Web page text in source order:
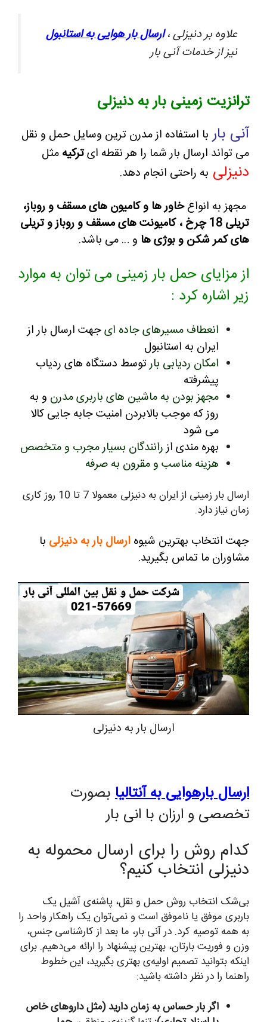
علاوه بر دنیزلی ،ارسال بار هوایی به استانبول
نیز از خدمات آنی بار
ترانزیت زمینی بار به دنیزلی
آنی بار با استفاده از مدرن ترین وسایل حمل و نقل
می تواند ارسال بار شما را هر نقطه ایترکیه مثل
دنیزلی به راحتی انجام دهد.
مجهز به انواعخاور ها و کامیون های مسقف و روباز،
تریلی 18 چرخ ، کامیونت های مسقف و روباز و تریلی
های کمر شکن و بوژی ها و … می باشد.
از مزایای حمل بار زمینی می توان به موارد
زیر اشاره کرد :
انعطاف مسیرهای جاده ایجهت ارسال بار از
ایران به استانبول
امکان ردیابی بارتوسط دستگاه های ردیاب
پیشرفته
مجهز بودن به ماشین های باربری مدرن و به
روز که موجب بالابردن امنیت جابه جایی کالا
می شود
بهره مندی ازرانندگان بسیار مجرب و متخصص
هزینه مناسب و مقرون به صرفه
ارسال بار زمینی از ایران به دنیزلی معمولا 7 تا 10 روز کاری
زمان نیاز دارد.
جهت انتخاب بهترین شیوه ارسال بار به دنیزلی با
مشاوران ما تماس بگیرید.
ارسال بار به دنیزلی
ارسال بارهوایی به آنتالیا بصورت
تخصصی و ارزان با انی بار
کدام روش را برای ارسال محموله به
دنیزلی انتخاب کنیم؟
بی‌شک انتخاب روش حمل و نقل، پاشنه‌ی آشیل یک
باربری موفق یا ناموفق است و نمی‌توان یک راهکار واحد را
به همه توصیه کرد. در آنی بار، ما بعد از کارشناسی جنس،
وزن و فوریت بارتان، بهترین پیشنهاد را ارائه می‌دهیم. برای
اینکه بتوانید تصمیم اولیه‌ی بهتری بگیرید، این خطوط
راهنما را در نظر داشته باشید:
اگر بار حساس به زمان دارید (مثل داروهای خاص